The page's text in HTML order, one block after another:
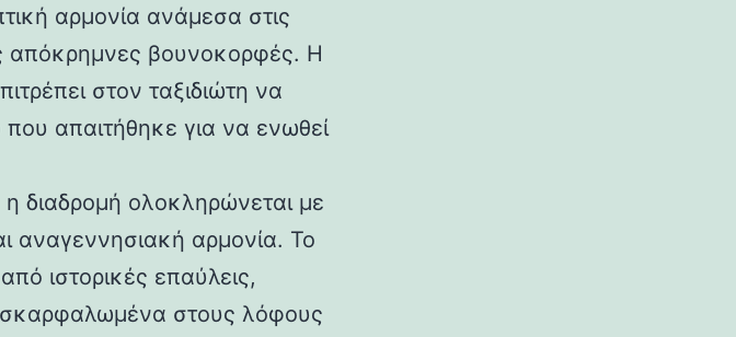
αρμονία ανάμεσα στις
απόκρημνες βουνοκορφές. Η
στον ταξιδιώτη να
απαιτήθηκε για να ενωθεί
η διαδρομή ολοκληρώνεται με
αναγεννησιακή αρμονία. Το
ιστορικές επαύλεις,
σκαρφαλωμένα στους λόφους